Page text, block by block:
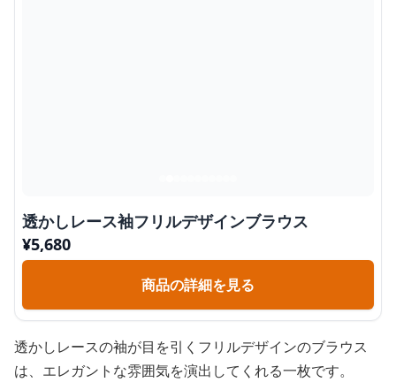
透かしレース袖フリルデザインブラウス
¥5,680
商品の詳細を見る
透かしレースの袖が目を引くフリルデザインのブラウス
は、エレガントな雰囲気を演出してくれる一枚です。